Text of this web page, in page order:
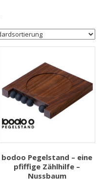
bodoo Pegelstand – eine
pfiffige Zählhilfe –
Nussbaum